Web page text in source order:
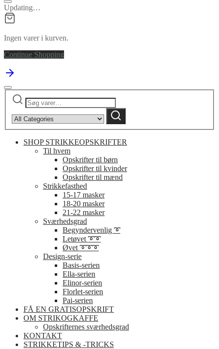
Updating…
Ingen varer i kurven.
Continue Shopping
Søg
efter:
category:
Søg
SHOP STRIKKEOPSKRIFTER
Til hvem
Opskrifter til børn
Opskrifter til kvinder
Opskrifter til mænd
Strikkefasthed
15-17 masker
18-20 masker
21-22 masker
Sværhedsgrad
Begyndervenlig ➰
Letøvet ➰➰
Øvet ➰➰➰
Design-serie
Basis-serien
Ella-serien
Elinor-serien
Florlet-serien
Pai-serien
FÅ EN GRATISOPSKRIFT
OM STRIKOGKAFFE
Opskrifternes sværhedsgrad
KONTAKT
STRIKKETIPS & -TRICKS